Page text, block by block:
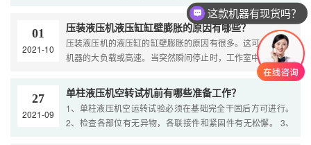
况下，检查油污染;检查污垢或胶体沉积物是否卡在阀塞中或堵
....
01
2021-10
压装液压机液压缸缸壁膨胀的原因有哪些？
压装液压机的液压缸的缸壁膨胀的原因有很多。这可能是由于
机器的大负载或高速。当突然瞬间停止时，工作室中的压力值
会立即增加。即使多次超过最大工作压力，单臂液压机气缸直
....
27
2021-09
单柱液压机空转试机前有哪些准备工作？
1、单柱液压机空运转试验必须在基础完全干固后方可进行。
2、检查各部位有无异物，各联接件和紧固件有无松懈。 3、
这款机器有现货吗？